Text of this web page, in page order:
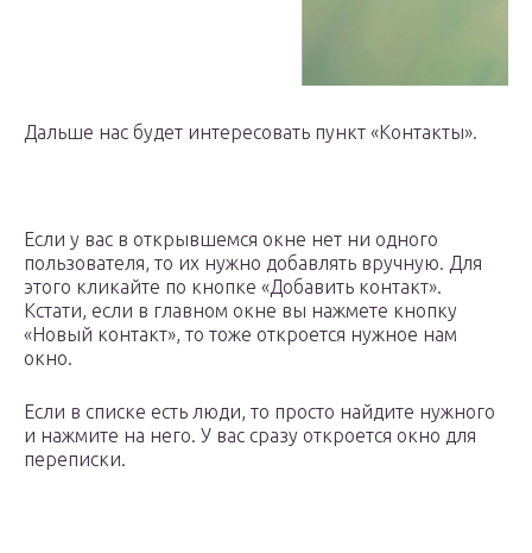
Дальше нас будет интересовать пункт «Контакты».
Если у вас в открывшемся окне нет ни одного
пользователя, то их нужно добавлять вручную. Для
этого кликайте по кнопке «Добавить контакт».
Кстати, если в главном окне вы нажмете кнопку
«Новый контакт», то тоже откроется нужное нам
окно.
Если в списке есть люди, то просто найдите нужного
и нажмите на него. У вас сразу откроется окно для
переписки.